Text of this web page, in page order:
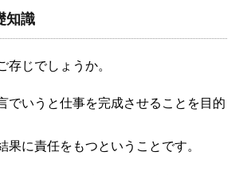
知識
存じでしょうか。
でいうと仕事を完成させることを目的
果に責任をもつということです。